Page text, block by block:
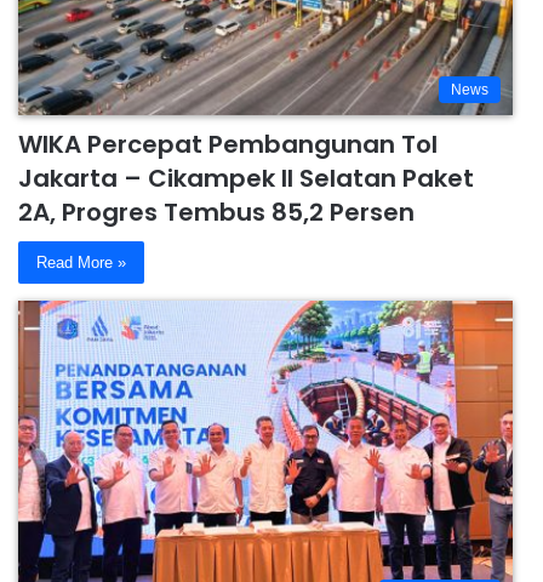
News
WIKA Percepat Pembangunan Tol
Jakarta – Cikampek II Selatan Paket
2A, Progres Tembus 85,2 Persen
Read More »